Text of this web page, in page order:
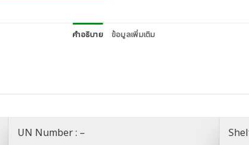
คำอธิบาย ข้อมูลเพิ่มเติม
UN Number : –